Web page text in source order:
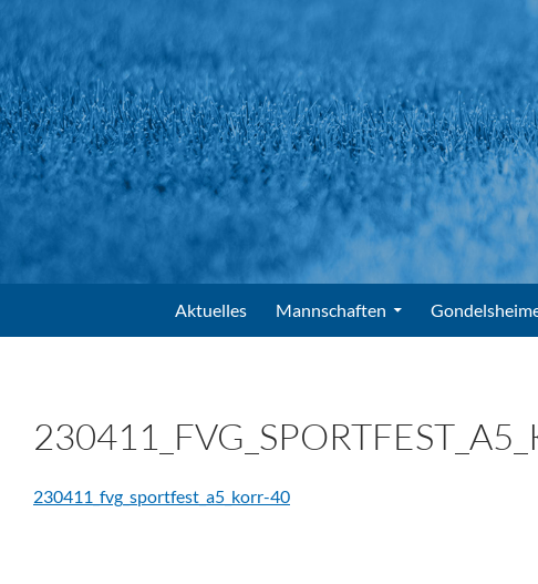
FV Gondelsheim e.V.Zum Inhalt springen
Aktuelles Mannschaften
230411_fvg_sportfest_a5_korr-40